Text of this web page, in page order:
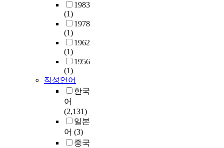
1983
(1)
1978
(1)
1962
(1)
1956
(1)
작성언어
한국
어
(2,131)
일본
어 (3)
중국